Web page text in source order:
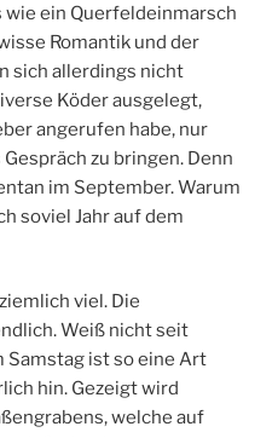
ein Querfeldeinmarsch
Romantik und der
sich allerdings nicht
Köder ausgelegt,
angerufen habe, nur
zu bringen. Denn
im September. Warum
soviel Jahr auf dem
viel. Die
Weiß nicht seit
Samstag ist so eine Art
hin. Gezeigt wird
welche auf